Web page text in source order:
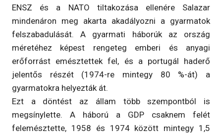
ENSZ és a NATO tiltakozása ellenére Salazar
mindenáron meg akarta akadályozni a gyarmatok
felszabadulását. A gyarmati háborúk az ország
méretéhez képest rengeteg emberi és anyagi
erőforrást emésztettek fel, és a portugál haderő
jelentős részét (1974-re mintegy 80 %-át) a
gyarmatokra helyezták át.
Ezt a döntést az állam több szempontból is
megsínylette. A háború a GDP csaknem felét
felemésztette, 1958 és 1974 között mintegy 1,5